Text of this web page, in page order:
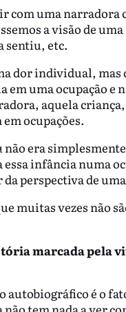
com uma
a visão de
sentiu, etc.
dor individual,
uma ocupação e
aquela
ocupações.
não era
infância numa
perspectiva de
muitas vezes não
marcada pela
autobiográfico é o